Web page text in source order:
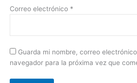
Correo electrónico *
Guarda mi nombre, correo
navegador para la próxima vez que